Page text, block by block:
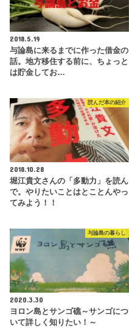
2018.5.19
与論島に来るまでに作った借金の
話。地方移住する前に、ちょっと
は貯金してお…
読んだ本の紹介
2018.10.28
堀江貴文さんの「多動力」を読ん
で。やりたいことはとことんやっ
てみよう！！
与論島の暮らし
2020.3.30
ヨロン島とサンゴ礁～サンゴにつ
いて詳しく知りたい！～